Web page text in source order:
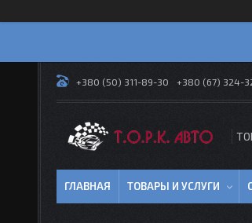
+380 (50) 311-89-30 +380 (67) 324-
ГЛАВНАЯ ТОВАРЫ И УСЛУГИ